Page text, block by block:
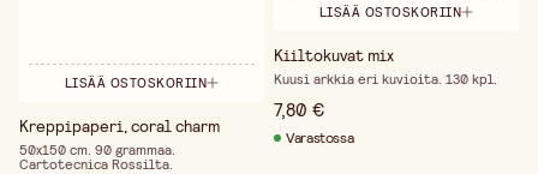
LISÄÄ OSTOSKORIIN
Kreppipaperi, coral charm
50x150 cm. 90 grammaa.
Cartotecnica Rossilta.
LISÄÄ OSTOSKORIIN
Kiiltokuvat mix
Kuusi arkkia eri kuvioita. 130 kpl.
7,80 €
Varastossa